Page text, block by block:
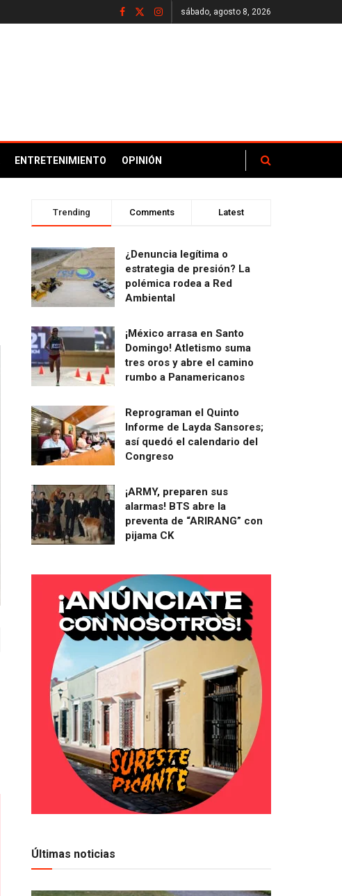
sábado, agosto 8, 2026
ENTRETENIMIENTO OPINIÓN
Trending Comments Latest
¿Denuncia legítima o
estrategia de presión? La
polémica rodea a Red
Ambiental
¡México arrasa en Santo
Domingo! Atletismo suma
tres oros y abre el camino
rumbo a Panamericanos
Reprograman el Quinto
Informe de Layda Sansores;
así quedó el calendario del
Congreso
¡ARMY, preparen sus
alarmas! BTS abre la
preventa de “ARIRANG” con
pijama CK
Últimas noticias